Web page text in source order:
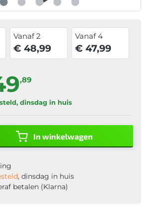
Vanaf 2
€ 48,99
Vanaf 4
€ 47,99
,89
, dinsdag in huis
In winkelwagen
, dinsdag in huis
betalen (Klarna)